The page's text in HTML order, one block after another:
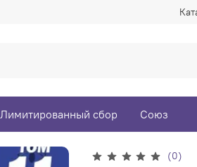
Лимитированный сбор Союз
(0)